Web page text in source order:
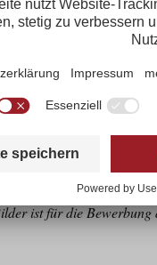
Ausdruckskraft –
Gastgeber
Solidarität und
stehen
schaffen Räume
und eine Bildsammlung
ist für die